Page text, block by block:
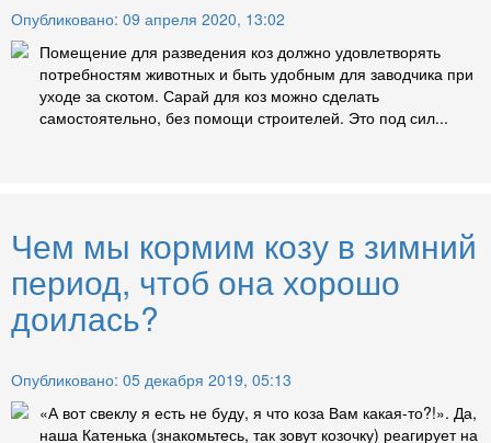
Опубликовано: 09 апреля 2020, 13:02
Помещение для разведения коз должно удовлетворять
потребностям животных и быть удобным для заводчика при
уходе за скотом. Сарай для коз можно сделать
самостоятельно, без помощи строителей. Это под сил...
Чем мы кормим козу в зимний
период, чтоб она хорошо
доилась?
Опубликовано: 05 декабря 2019, 05:13
«А вот свеклу я есть не буду, я что коза Вам какая-то?!». Да,
наша Катенька (знакомьтесь, так зовут козочку) реагирует на